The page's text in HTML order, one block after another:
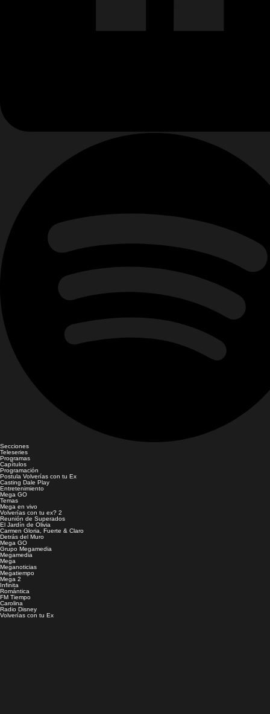
Secciones
Teleseries
Programas
Capítulos
Programación
Postula Volverías con tu Ex
Casting Dale Play
Entretenimiento
Mega GO
Temas
Mega en vivo
Volverías con tu ex? 2
Reunión de Superados
El Jardín de Olivia
Carmen Gloria, Fuerte & Claro
Detrás del Muro
Mega GO
Grupo Megamedia
Megamedia
Mega
Meganoticias
Megatiempo
Mega 2
Infinita
Romántica
FM Tiempo
Carolina
Radio Disney
Volverías con tu Ex